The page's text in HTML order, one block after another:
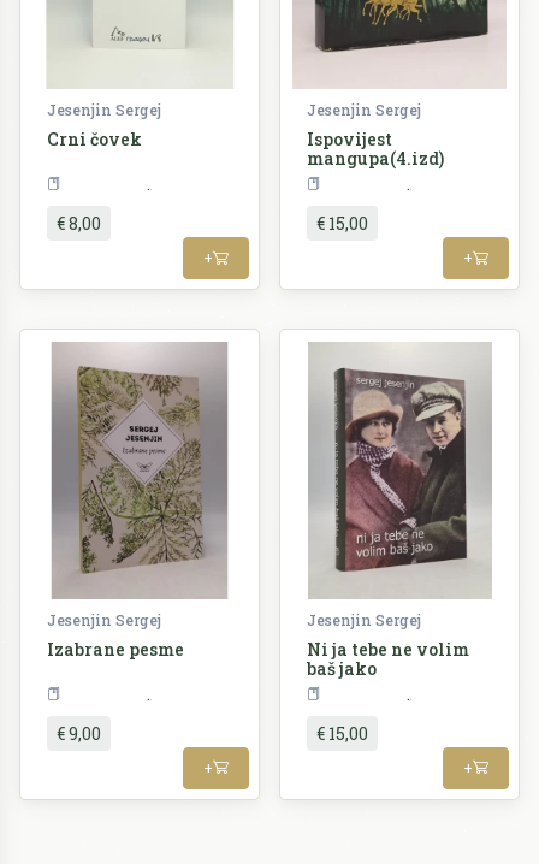
Jesenjin Sergej
Crni čovek
€ 8,00
+
Jesenjin Sergej
Ispovijest
mangupa(4.izd)
€ 15,00
+
Jesenjin Sergej
Izabrane pesme
€ 9,00
+
Jesenjin Sergej
Ni ja tebe ne volim
baš jako
€ 15,00
+